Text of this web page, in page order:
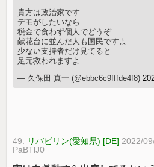
貴方は政治家です
デモがしたいなら
税金で食わず個人でどうぞ
献花台に並んだ人も国民ですよ
少ない支持者だけ見てると
足元救われますよ
— 久保田 真一 (@ebbc6c9fffde4f8)
49: リバビリン(愛知県) [DE] 2022/
PaBTlJ0